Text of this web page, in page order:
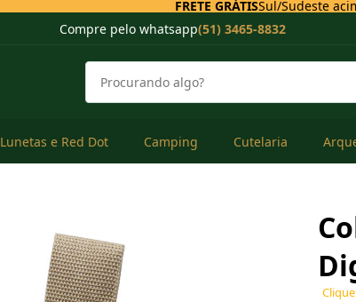
FRETE GRÁTISSul/Sudeste
Compre pelo whatsapp(51) 3465-8832
Lunetas e Red Dot Camping Cutelaria